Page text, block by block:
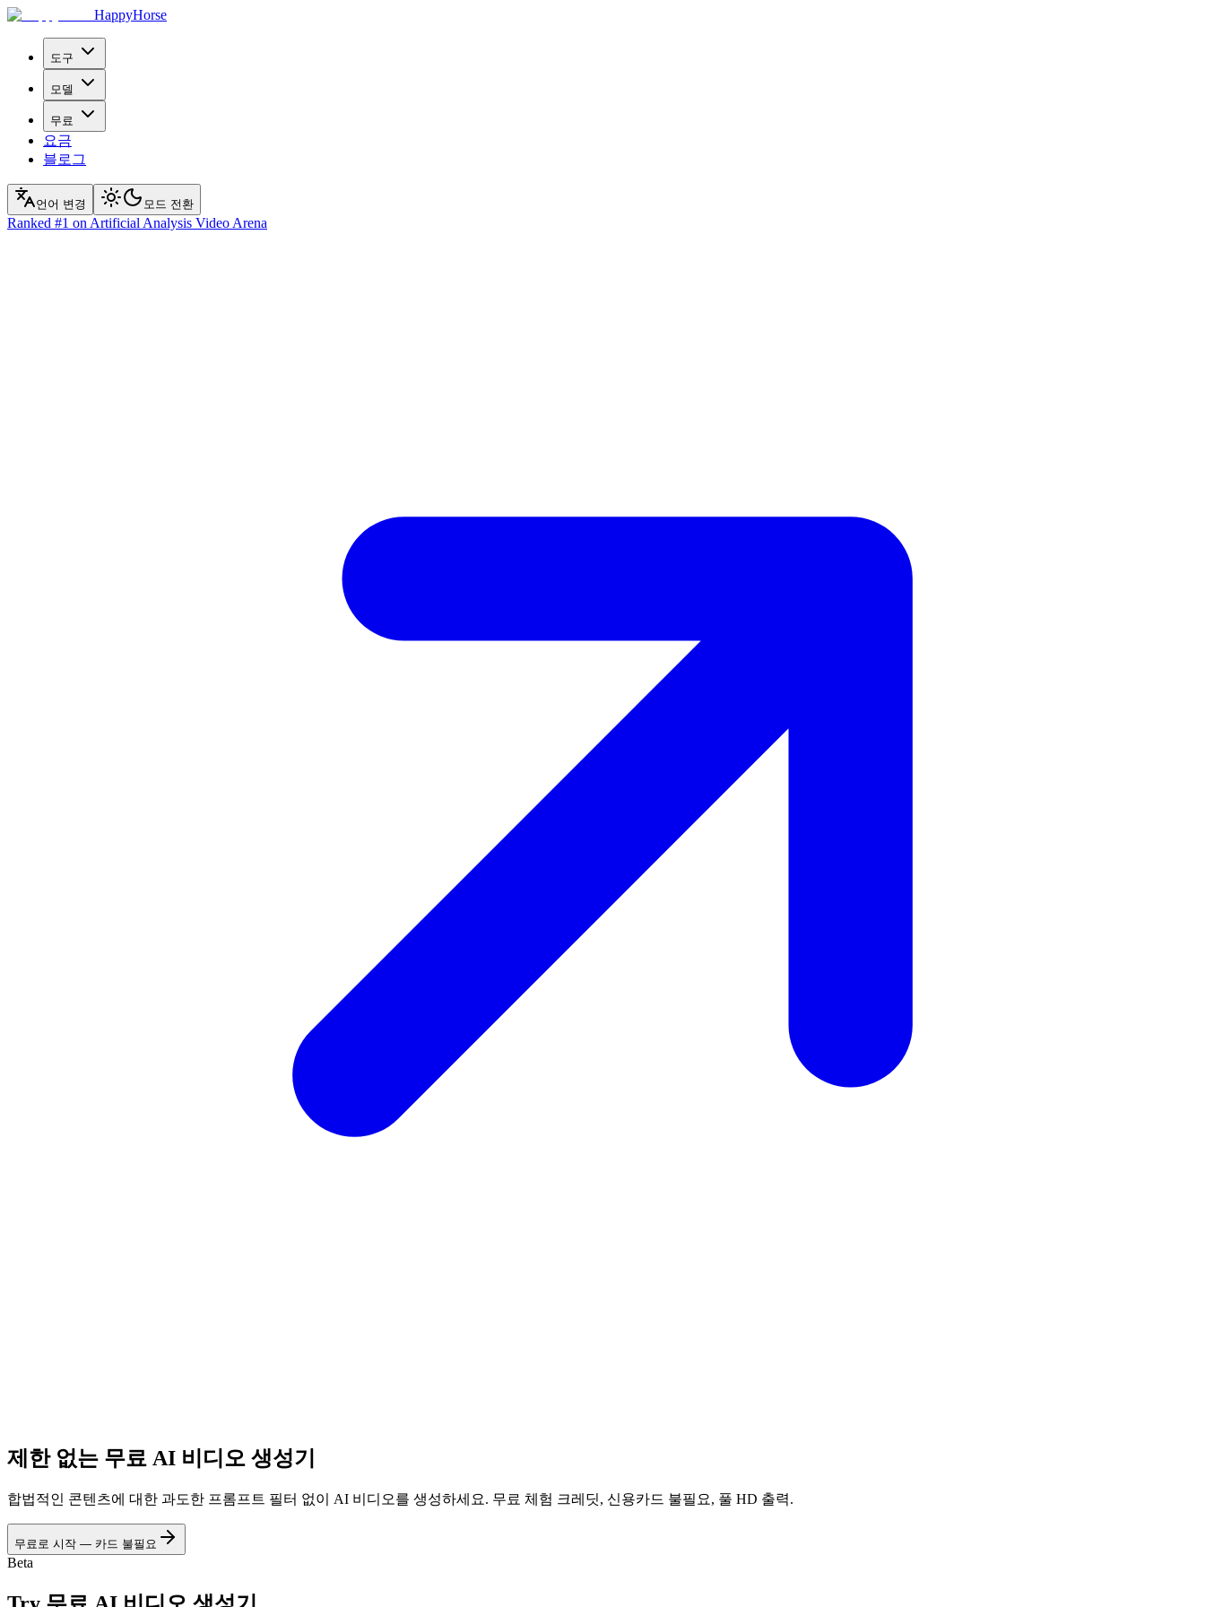
HappyHorse
도구
모델
무료
요금
블로그
언어 변경 모드 전환
Ranked #1 on Artificial Analysis Video Arena
제한 없는 무료 AI 비디오 생성기
합법적인 콘텐츠에 대한 과도한 프롬프트 필터 없이 AI 비디오를 생성하세요. 무료 체험 크레딧, 신용카드 불필요, 풀 HD 출력.
무료로 시작 — 카드 불필요
Beta